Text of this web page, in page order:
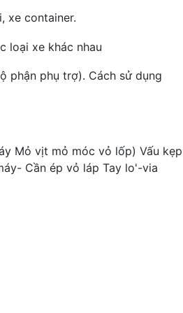
xe container.
loại xe khác nhau
phận phụ trợ). Cách sử dụng